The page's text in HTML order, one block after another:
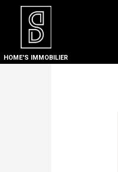
HOME'S IMMOBILIER